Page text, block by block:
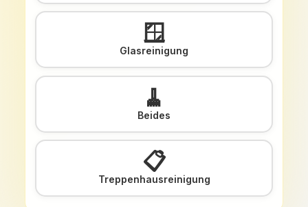
🪟
Glasreinigung
🧹
Beides
📋
Treppenhausreinigung